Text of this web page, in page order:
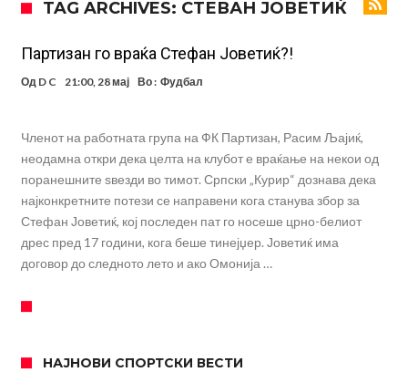
Мурињо воведува строга дисциплина во Реал Мадрид: Ова се
трите нови правила за успех
Целосна војна: Барса го растура најважниот летен трансфер на
Атлетико?!
Инфантино имал љубовница: Испливаа скандалозни
Арсенал со 138 милиони евра тргнува по ѕвездата на Серија А?
Мурињо воведува строга дисциплина во Реал Мадрид: Ова се
трите нови правила
Неочекувана „бомба“ од Англија: Ливерпул се засили од
Барселона!
TAG ARCHIVES: СТЕВАН ЈОВЕТИЌ
Партизан го враќа Стефан Јоветиќ?!
Од D C 21:00, 28 мај Во : Фудбал
Членот на работната група на ФК Партизан, Расим Љајиќ,
неодамна откри дека целта на клубот е враќање на некои од
поранешните ѕвезди во тимот. Српски „Курир“ дознава дека
најконкретните потези се направени кога станува збор за
Стефан Јоветиќ, кој последен пат го носеше црно-белиот
дрес пред 17 години, кога беше тинејџер. Јоветиќ има
договор до следното лето и ако Омонија …
НАЈНОВИ СПОРТСКИ ВЕСТИ